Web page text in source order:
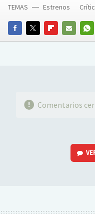
FACEBOOKTWITTERFLIPBOARD
E-
TEMAS Estrenos
Comentarios